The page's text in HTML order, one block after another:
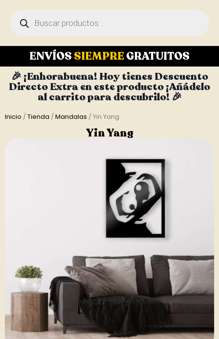
ENVÍOS SIEMPREGRATUITOS
🎉 ¡Enhorabuena! Hoy tienes Descuento
Directo Extra en este producto ¡Añádelo
al carrito para descubrilo! 🎉
Inicio /Tienda /Mandalas / Yin Yang
Yin Yang